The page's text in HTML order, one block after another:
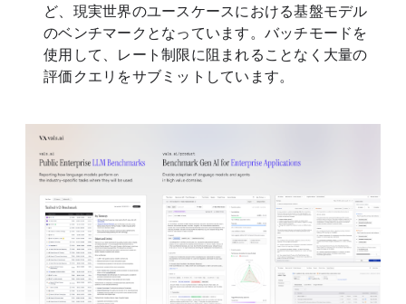
ど、現実世界のユースケースにおける基盤モデル
のベンチマークとなっています。バッチモードを
使用して、レート制限に阻まれることなく大量の
評価クエリをサブミットしています。